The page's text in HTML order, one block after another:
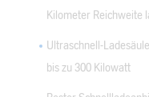
Kilometer Reichweite
Ultraschnell-
bis zu 300 Kilowatt